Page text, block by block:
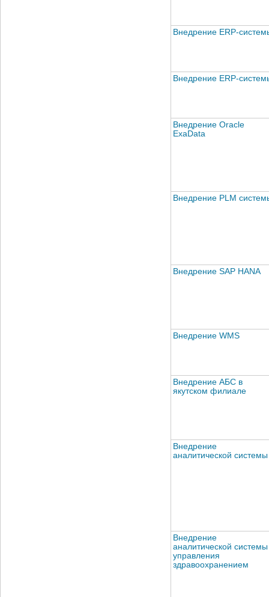
Внедрение ERP-
Внедрение ERP-
Внедрение Oracle
ExaData
Внедрение PLM
Внедрение SAP HANA
Внедрение WMS
Внедрение АБС в
якутском филиале
Внедрение
аналитической системы
Внедрение
аналитической системы
управления
здравоохранением